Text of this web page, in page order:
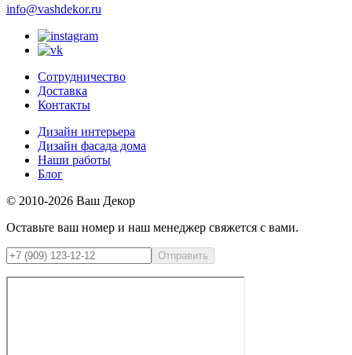
info@vashdekor.ru
Сотрудничество
Доставка
Контакты
Дизайн интерьера
Дизайн фасада дома
Наши работы
Блог
© 2010-2026 Ваш Декор
Оставьте ваш номер и наш менеджер свяжется с вами.